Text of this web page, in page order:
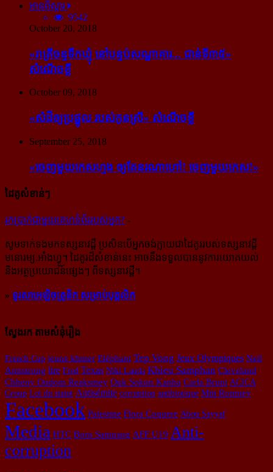
អានពិស្ដារ
9542
October 20, 2018
«រាត្រីចន្ទទឹកឃ្មុំ នៅបន្ទប់សណ្ឋាគារ... ជាន់ទី៣៥»
សំណើចខ្លី
October 09, 2018
«សំដី​ឲ្យ​ប្រផ្នូល របស់​កូនស្រី» សំណើចខ្លី
September 25, 2018
«ចេញ​មួយ​កេស​ហ្មង ឲ្យ​តែ​នរណា​ហៅ! ចេញ​មួយ​កេស!»
ដៃគូសំខាន់ៗ
រក​​ប្រាក់​​ជា​​មួយ​​គេហទំព័រ​​របស់​​អ្នក? -
សូម​ទាក់ទង​មក​ទស្សនាវដ្ដី ប្រសិន​បើ​អ្នក​ចង់​ក្លាយ​ជា​ដៃគូរ​របស់​ទស្សនាវដ្ដី​
មនោរម្យ.អាំងហ្វូ។ ដៃ​គូរ​ដ៏​សំខាន់​នេះ អាច​នឹង​ទទួល​បាន​នូវ​ការ​យោគយល់
និង​អត្ថ​ប្រយោជន៍​ផ្សេងៗ ពីទស្សនាវដ្ដី។
» ទូរសាអេឡិចត្រូនិក សម្រាប់បុគ្គលិក
ស្វែងរក តាមសំនុំរឿង
French Cup jeune khmer Eléphant Tep Vong Jeux Olympiques Neil
Armstrong lire Fred Texas Niki Lauda Khieu Samphan Cleveland
Chheuy Oudom Reaksmey Ouk Sokun Kanha Carla Bruni ACICA​
Group Loi du statut Antisémite corruption antibiotique Mitt Romney
Facebook Palestine Flora Coquere Abou Sayyaf
Media HTC Born Samnang AFF U19 Anti-
corruption